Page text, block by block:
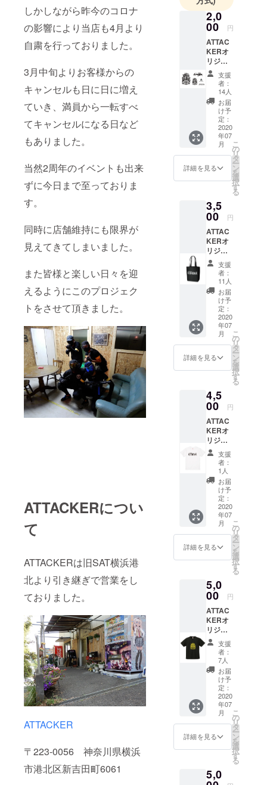
しかしながら昨今のコロナ
の影響により当店も4月より
自粛を行っておりました。
3月中旬よりお客様からの
キャンセルも日に日に増え
ていき、満員から一転すべ
てキャンセルになる日など
もありました。
当然2周年のイベントも出来
ずに今日まで至っておりま
す。
同時に店舗維持にも限界が
見えてきてしまいました。
また皆様と楽しい日々を迎
えるようにこのプロジェク
トをさせて頂きました。
ATTACKERについ
て
ATTACKERは旧SAT横浜港
北より引き継ぎで営業をし
ておりました。
ATTACKER
〒223-0056 神奈川県横浜
市港北区新吉田町6061
2,0
00 円
ATTAC
KERオ
リジナ
ルス
テッ
カー 当
店のロ
ゴマー
クを集
めたス
テッ
カー
シート
です。
500円引
き割引
当店の
フリー
ゲー
ム・定
例会・
貸切で
ご利用
できる
割引券
です。
※割引券
のご利
用は1名
様1枚ま
でと
なって
おりま
の他割
引券と
の併用
は出来
ません
のでご
了承く
ださ
い。 ※
割引券
の有効
期限は
2021年
7月31日
迄と
なって
おりま
支援
者：
14人
お届
け予
定：
2020
年07
月
詳細を見る
こ
の
リ
タ
ー
ン
を
選
択
す
る
3,5
00 円
ATTAC
KERオ
リジナ
ルトー
トバッ
ク オリ
ジナル
デザイ
ンをフ
ロント
に配置
した
トート
バック
です。
質感も
久性に
優れま
す。 シ
ンプル
な黒
ベース
に白文
字とク
リーム
ベース
に黒文
字の2種
ご用意
いたし
まし
た。
1000円
引券ｘ1
のフ
リー
ゲー
ム・定
例会・
貸切で
ご利用
できる
割引券
です。
※ご支援
時に
トート
バック
の色(黒/
クリー
ム)をお
現在制
支援
者：
11人
お届
け予
定：
2020
年07
月
詳細を見る
こ
の
リ
タ
ー
ン
を
選
択
す
る
4,5
00 円
ATTAC
KERオ
リジナ
ルTシャ
ツ オリ
ジナル
デザイ
ンをフ
ロント
に配置
したT
シャツ
です。
通常の
布ベー
スのT
となり
ますの
で、普
段使い
にも十
分ご使
用いた
だけま
す。 シ
ンプル
な黒
ベース
に白文
字と白
ベース
に黒文
字の2種
た。
支援
者：
1人
お届
け予
定：
2020
年07
月
詳細を見る
こ
の
リ
タ
ー
ン
を
選
択
す
る
5,0
00 円
ATTAC
KERオ
リジナ
ルドラ
イTシャ
ツ① 当
店のロ
ゴマー
クを
【フロ
ント】
に配置
したド
ライT
シャツ
です。
シャツ
のおか
支援
者：
7人
お届
け予
定：
2020
年07
月
詳細を見る
こ
の
リ
タ
ー
ン
を
選
択
す
る
5,0